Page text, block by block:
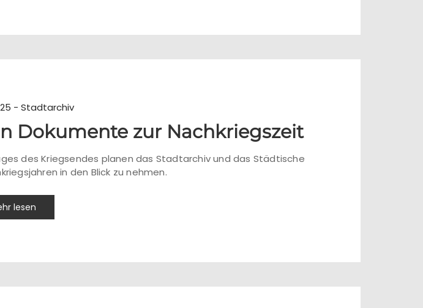
- Stadtarchiv
Dokumente zur Nachkriegszeit
des Kriegsendes planen das Stadtarchiv und das Städtische
in den Blick zu nehmen.
lesen